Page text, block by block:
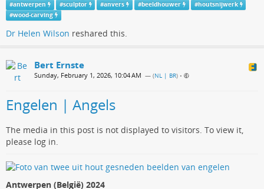
#antwerpen #sculptor #anvers #beeldhouwer #houtsnijwerk
#wood-carving
Dr Helen Wilson reshared this.
Bert Ernste
Sunday, February 1, 2026, 10:04 AM — (NL | BR) •
Engelen | Angels
The media in this post is not displayed to visitors. To view it,
please log in.
Antwerpen (België) 2024